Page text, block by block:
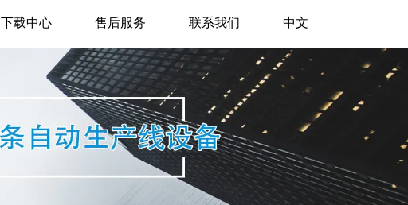
下载中心 售后服务 联系我们 中文